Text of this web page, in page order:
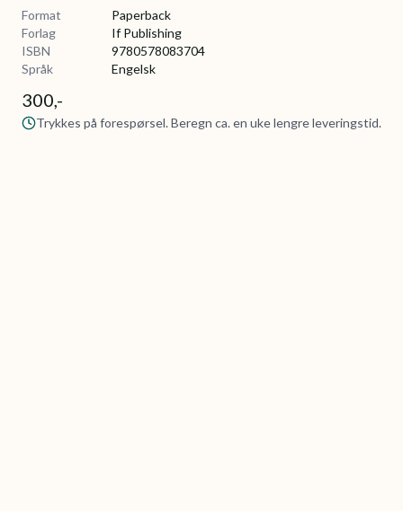
Format
Paperback
Forlag
If Publishing
ISBN
9780578083704
Språk
Engelsk
300,-
Trykkes på forespørsel. Beregn ca. en uke lengre leveringstid.